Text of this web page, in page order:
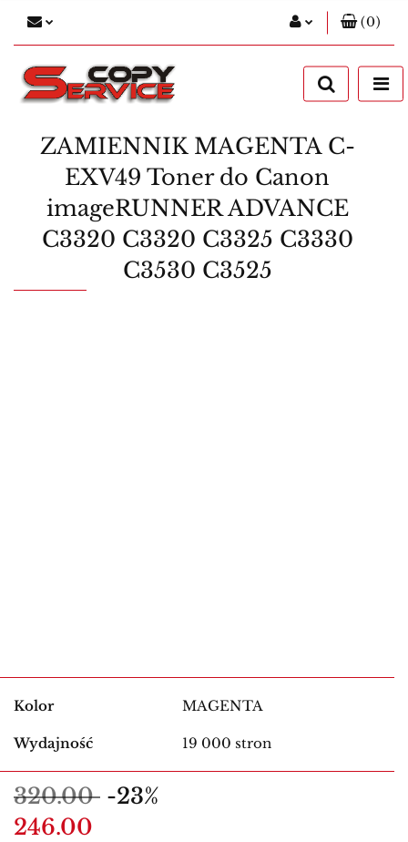
Zaloguj się
Zarejestruj się
(0)
ZAMIENNIK MAGENTA C-
EXV49 Toner do Canon
imageRUNNER ADVANCE
C3320 C3320 C3325 C3330
C3530 C3525
Kolor MAGENTA
Wydajność 19 000 stron
320.00 -23%
246.00